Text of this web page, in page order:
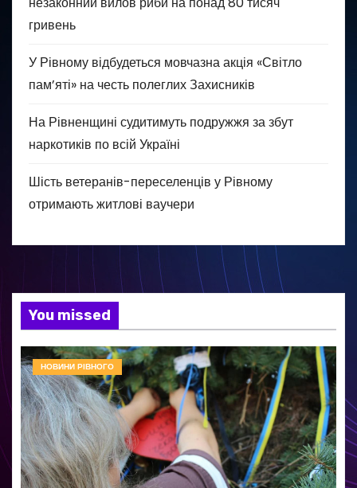
гривень
У Рівному відбудеться мовчазна акція «Світло
пам’яті» на честь полеглих Захисників
На Рівненщині судитимуть подружжя за збут
наркотиків по всій Україні
Шість ветеранів-переселенців у Рівному
отримають житлові ваучери
You missed
НОВИНИ РІВНОГО